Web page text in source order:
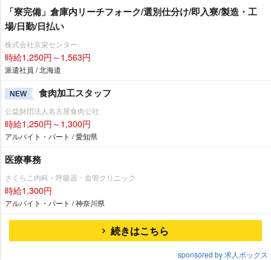
「寮完備」倉庫内リーチフォーク/選別仕分け/即入寮/製造・工
場/日勤/日払い
株式会社京栄センター
時給1,250円～1,563円
派遣社員 / 北海道
NEW 食肉加工スタッフ
公益財団法人名古屋食肉公社
時給1,250円～1,300円
アルバイト・パート / 愛知県
医療事務
さくらこ内科・呼吸器・血管クリニック
時給1,300円
アルバイト・パート / 神奈川県
続きはこちら
sponsored by 求人ボックス